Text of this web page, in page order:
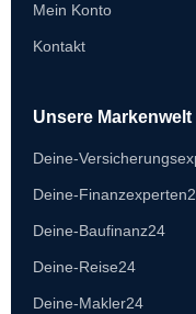
Mein Konto
Kontakt
Unsere Markenwelt
Deine-
Deine-
Deine-Baufinanz24
Deine-Reise24
Deine-Makler24